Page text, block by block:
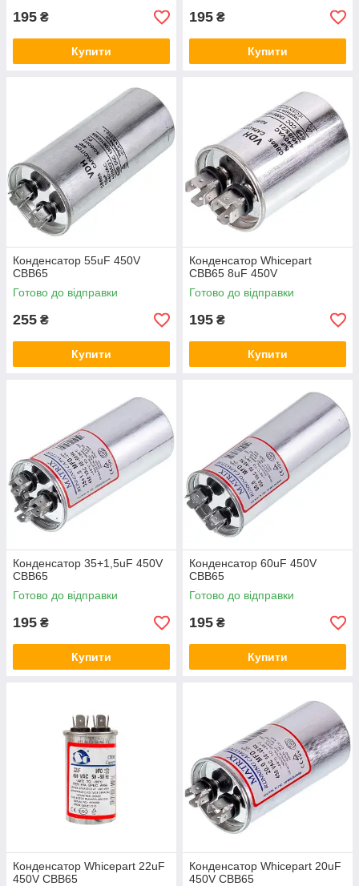
195 ₴
Купити
195 ₴
Купити
Конденсатор 55uF 450V
CBB65
Готово до відправки
255 ₴
Купити
Конденсатор Whicepart
CBB65 8uF 450V
Готово до відправки
195 ₴
Купити
Конденсатор 35+1,5uF 450V
CBB65
Готово до відправки
195 ₴
Купити
Конденсатор 60uF 450V
CBB65
Готово до відправки
195 ₴
Купити
Конденсатор Whicepart 22uF
450V CBB65
Конденсатор Whicepart 20uF
450V CBB65